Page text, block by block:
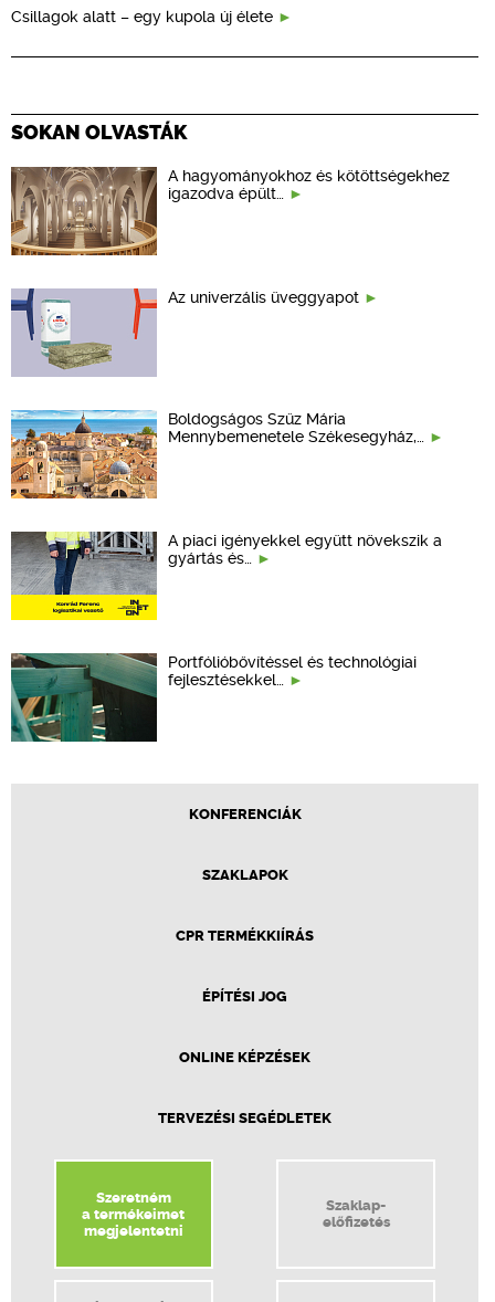
Csillagok alatt – egy kupola új élete
SOKAN OLVASTÁK
A hagyományokhoz és kötöttségekhez
igazodva épült…
Az univerzális üveggyapot
Boldogságos Szűz Mária
Mennybemenetele Székesegyház,…
A piaci igényekkel együtt növekszik a
gyártás és…
Portfólióbővítéssel és technológiai
fejlesztésekkel…
KONFERENCIÁK
SZAKLAPOK
CPR TERMÉKKIÍRÁS
ÉPÍTÉSI JOG
ONLINE KÉPZÉSEK
TERVEZÉSI SEGÉDLETEK
Szeretném
a termékeimet
megjelentetni
Szaklap-
előfizetés